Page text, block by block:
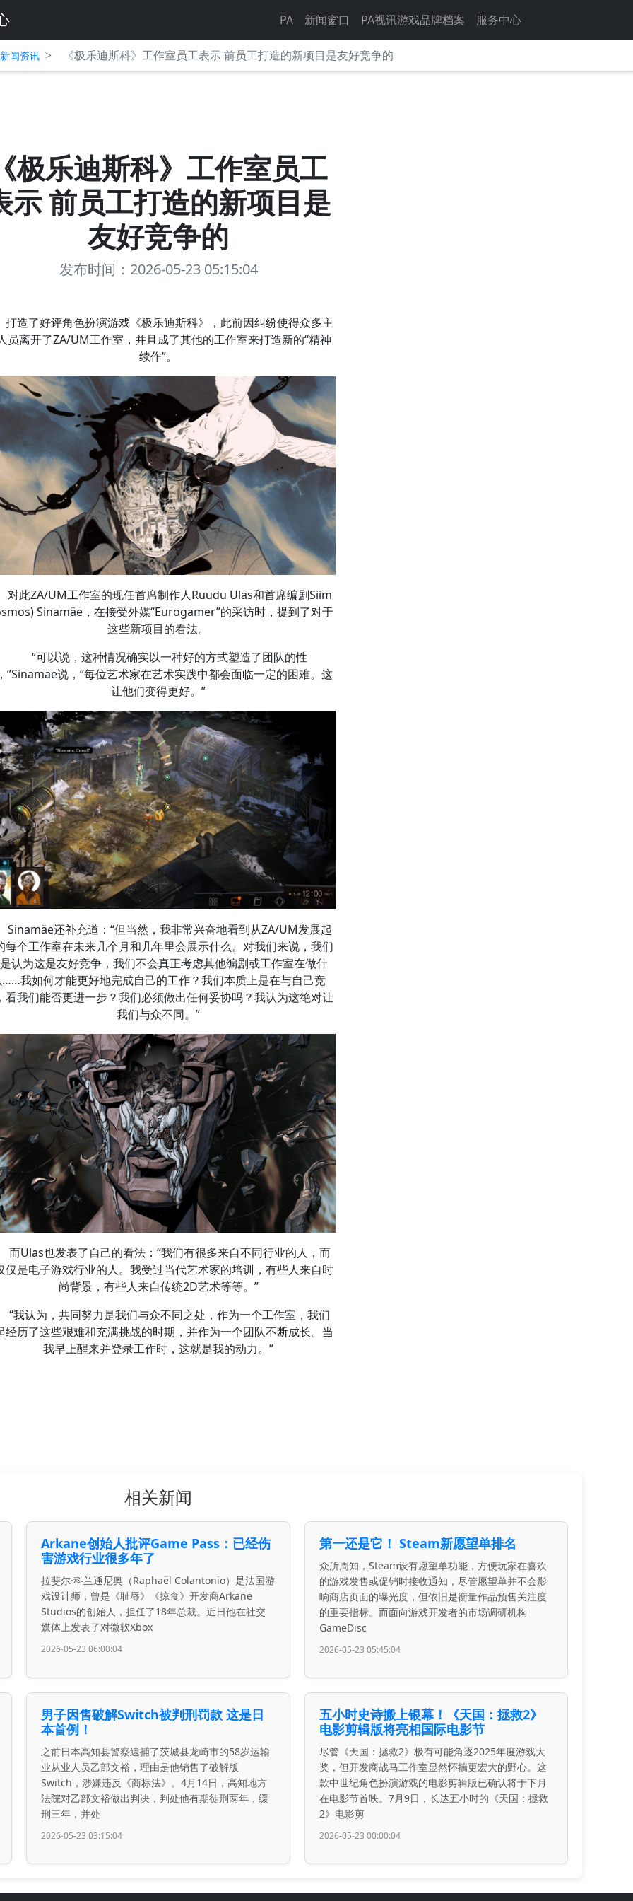
PA 新闻窗口 PA视讯游戏品牌档案 服务中心
闻资讯 > 《极乐迪斯科》工作室员工表示 前员工打造的新项目是友好竞争的
极乐迪斯科》工作室员工
示 前员工打造的新项目是
友好竞争的
发布时间：2026-05-23 05:15:04
打造了好评角色扮演游戏《极乐迪斯科》，此前因纠纷使得众多主
员离开了ZA/UM工作室，并且成了其他的工作室来打造新的“精神
续作”。
对此ZA/UM工作室的现任首席制作人Ruudu Ulas和首席编剧Siim
Sinamäe，在接受外媒“Eurogamer”的采访时，提到了对于
这些新项目的看法。
“可以说，这种情况确实以一种好的方式塑造了团队的性
”Sinamäe说，“每位艺术家在艺术实践中都会面临一定的困难。这
让他们变得更好。”
Sinamäe还补充道：“但当然，我非常兴奋地看到从ZA/UM发展起
每个工作室在未来几个月和几年里会展示什么。对我们来说，我们
认为这是友好竞争，我们不会真正考虑其他编剧或工作室在做什
我如何才能更好地完成自己的工作？我们本质上是在与自己竞
看我们能否更进一步？我们必须做出任何妥协吗？我认为这绝对让
我们与众不同。”
而Ulas也发表了自己的看法：“我们有很多来自不同行业的人，而
仅是电子游戏行业的人。我受过当代艺术家的培训，有些人来自时
尚背景，有些人来自传统2D艺术等等。”
“我认为，共同努力是我们与众不同之处，作为一个工作室，我们
经历了这些艰难和充满挑战的时期，并作为一个团队不断成长。当
我早上醒来并登录工作时，这就是我的动力。”
相关新闻
Arkane创始人批评Game Pass：已经伤
害游戏行业很多年了
拉斐尔·科兰通尼奥（Raphaël Colantonio）是法国游
戏设计师，曾是《耻辱》《掠食》开发商Arkane
Studios的创始人，担任了18年总裁。近日他在社交
媒体上发表了对微软Xbox
2026-05-23 06:00:04
第一还是它！ Steam新愿望单排名
众所周知，Steam设有愿望单功能，方便玩家在喜欢
的游戏发售或促销时接收通知，尽管愿望单并不会影
响商店页面的曝光度，但依旧是衡量作品预售关注度
的重要指标。而面向游戏开发者的市场调研机构
GameDisc
2026-05-23 05:45:04
男子因售破解Switch被判刑罚款 这是日
本首例！
之前日本高知县警察逮捕了茨城县龙崎市的58岁运输
业从业人员乙部文裕，理由是他销售了破解版
Switch，涉嫌违反《商标法》。4月14日，高知地方
法院对乙部文裕做出判决，判处他有期徒刑两年，缓
刑三年，并处
2026-05-23 03:15:04
五小时史诗搬上银幕！《天国：拯救2》
电影剪辑版将亮相国际电影节
尽管《天国：拯救2》极有可能角逐2025年度游戏大
奖，但开发商战马工作室显然怀揣更宏大的野心。这
款中世纪角色扮演游戏的电影剪辑版已确认将于下月
在电影节首映。7月9日，长达五小时的《天国：拯救
2》电影剪
2026-05-23 00:00:04